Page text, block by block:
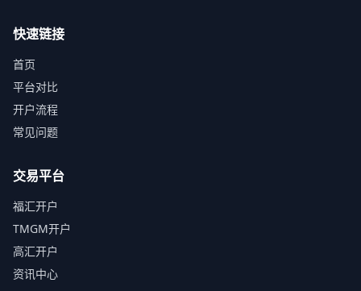
快速链接
首页
平台对比
开户流程
常见问题
交易平台
福汇开户
TMGM开户
高汇开户
资讯中心